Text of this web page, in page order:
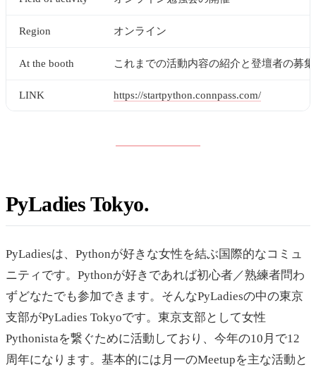
Region オンライン
At the booth これまでの活動内容の紹介と登壇者の募集
LINK https://startpython.connpass.com/
PyLadies Tokyo
PyLadiesは、Pythonが好きな女性を結ぶ国際的なコミュ
ニティです。Pythonが好きであれば初心者／熟練者問わ
ずどなたでも参加できます。そんなPyLadiesの中の東京
支部がPyLadies Tokyoです。東京支部として女性
Pythonistaを繋ぐために活動しており、今年の10月で12
周年になります。基本的には月一のMeetupを主な活動と